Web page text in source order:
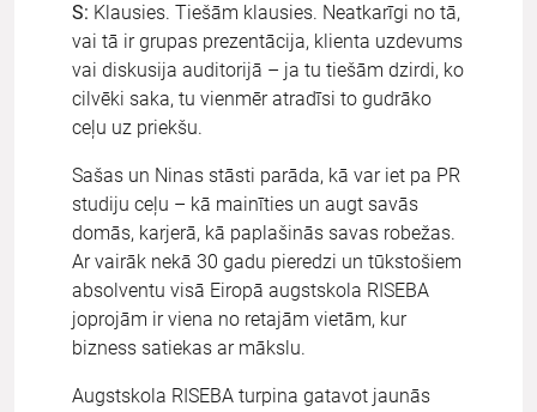
S: Klausies. Tiešām klausies. Neatkarīgi no tā,
vai tā ir grupas prezentācija, klienta uzdevums
vai diskusija auditorijā – ja tu tiešām dzirdi, ko
cilvēki saka, tu vienmēr atradīsi to gudrāko
ceļu uz priekšu.
Sašas un Ninas stāsti parāda, kā var iet pa PR
studiju ceļu – kā mainīties un augt savās
domās, karjerā, kā paplašinās savas robežas.
Ar vairāk nekā 30 gadu pieredzi un tūkstošiem
absolventu visā Eiropā augstskola RISEBA
joprojām ir viena no retajām vietām, kur
bizness satiekas ar mākslu.
Augstskola RISEBA turpina gatavot jaunās